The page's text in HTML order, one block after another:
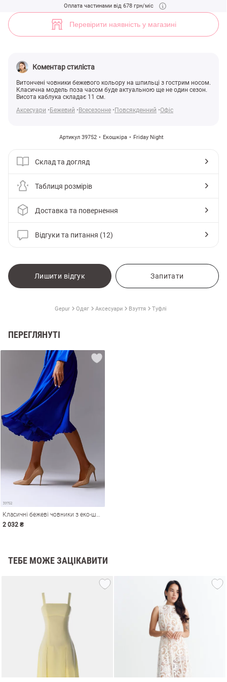
Оплата частинами від 678 грн/міс
Перевірити наявність у магазині
Коментар стиліста
Витончені човники бежевого кольору на шпильці з гострим носом.
Класична модель поза часом буде актуальною ще не один сезон.
Висота каблука складає 11 см.
Аксесуари
Бежевий Всесезонне Повсякденний Офіс
Артикул 39752 Екошкіра Friday Night
Склад та догляд
Таблиця розмірів
Доставка та повернення
Відгуки та питання (12)
Лишити відгук Запитати
Gepur Одяг Аксесуари Взуття Туфлі
ПЕРЕГЛЯНУТІ
Класичні бежеві човники з еко-шкіри
2 032 ₴
ТЕБЕ МОЖЕ ЗАЦІКАВИТИ
Класичні бежеві човники з еко-шкіри (арт. 39752) ♡ інтернет-